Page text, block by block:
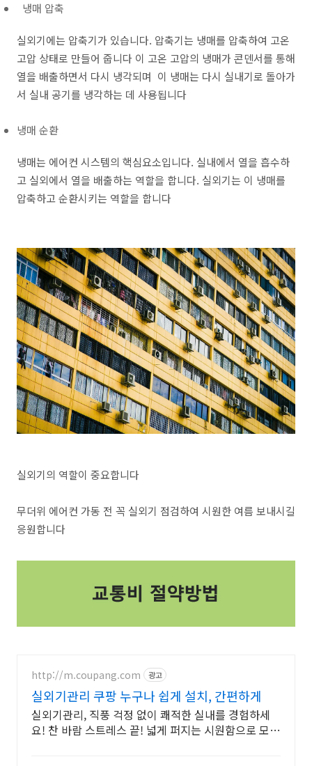
냉매 압축
실외기에는 압축기가 있습니다. 압축기는 냉매를 압축하여 고온
고압 상태로 만들어 줍니다 이 고온 고압의 냉매가 콘덴서를 통해
열을 배출하면서 다시 냉각되며 이 냉매는 다시 실내기로 돌아가
서 실내 공기를 냉각하는 데 사용됩니다
냉매 순환
냉매는 에어컨 시스템의 핵심요소입니다. 실내에서 열을 흡수하
고 실외에서 열을 배출하는 역할을 합니다. 실외기는 이 냉매를
압축하고 순환시키는 역할을 합니다
실외기의 역할이 중요합니다
무더위 에어컨 가동 전 꼭 실외기 점검하여 시원한 여름 보내시길
응원합니다
http://m.coupang.com 광고
실외기관리 쿠팡 누구나 쉽게 설치, 간편하게
실외기관리, 직풍 걱정 없이 쾌적한 실내를 경험하세
요! 찬 바람 스트레스 끝! 넓게 퍼지는 시원함으로 모두